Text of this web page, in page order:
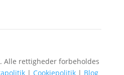
Alle rettigheder forbeholdes
| Cookiepolitik | Blog